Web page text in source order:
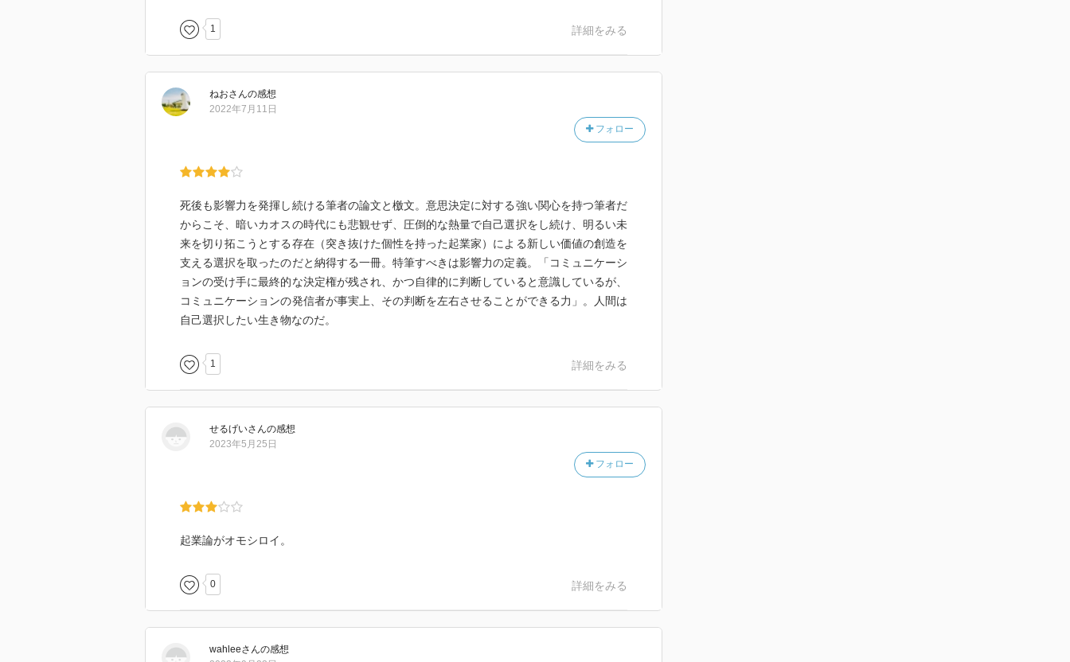
1 詳細をみる
ねおさんの感想
フォロー
2022年7月11日
死後も影響力を発揮し続ける筆者の論文と檄文。意思決定に対する強い関心を持つ筆者だ
からこそ、暗いカオスの時代にも悲観せず、圧倒的な熱量で自己選択をし続け、明るい未
来を切り拓こうとする存在（突き抜けた個性を持った起業家）による新しい価値の創造を
支える選択を取ったのだと納得する一冊。特筆すべきは影響力の定義。「コミュニケーシ
ョンの受け手に最終的な決定権が残され、かつ自律的に判断していると意識しているが、
コミュニケーションの発信者が事実上、その判断を左右させることができる力」。人間は
自己選択したい生き物なのだ。
1 詳細をみる
せるげいさんの感想
フォロー
2023年5月25日
起業論がオモシロイ。
0 詳細をみる
wahleeさんの感想